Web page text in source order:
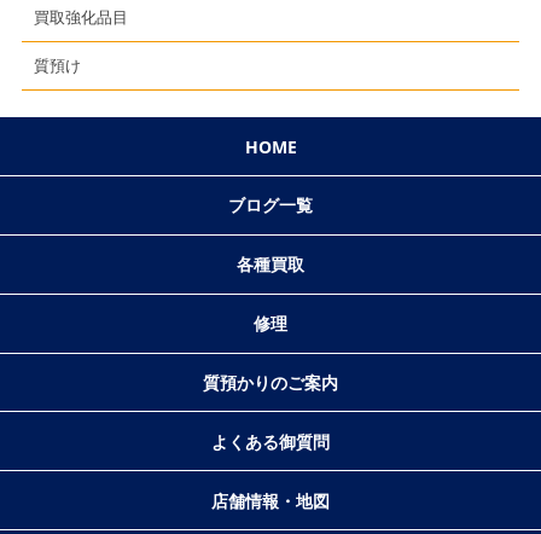
買取強化品目
質預け
HOME
ブログ一覧
各種買取
修理
質預かりのご案内
よくある御質問
店舗情報・地図